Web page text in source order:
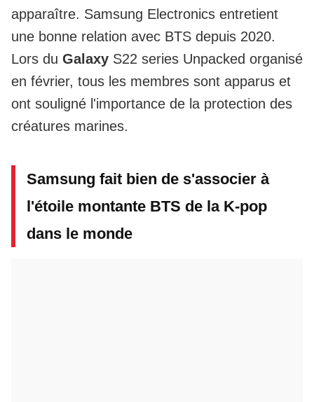
apparaître. Samsung Electronics entretient
une bonne relation avec BTS depuis 2020.
Lors du Galaxy S22 series Unpacked organisé
en février, tous les membres sont apparus et
ont souligné l'importance de la protection des
créatures marines.
Samsung fait bien de s'associer à
l'étoile montante BTS de la K-pop
dans le monde